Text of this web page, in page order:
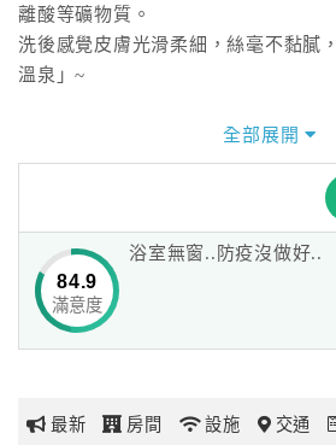
宿
租
網
紅
離酸等礦物質。
洗後感覺皮膚光滑柔細，絲毫不黏膩
溫泉」~
黑色的時尚、紅色的熱情、咖啡色的
『春水笈溫泉度假會館』獨特的室內
全部展開
84.9
滿意度
浴室無窗..防疫沒做好..
最新 房間 設施 交通